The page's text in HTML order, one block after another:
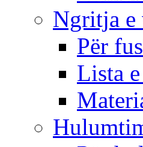
Ngritja e
Për
Lista